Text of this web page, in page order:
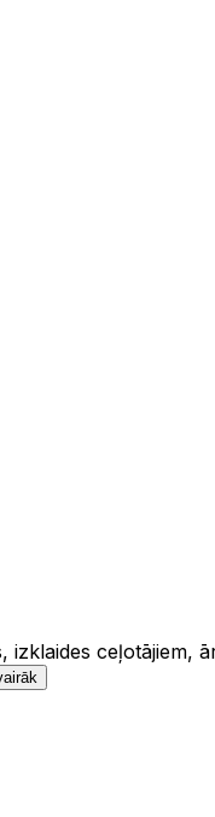
ceļotājiem,